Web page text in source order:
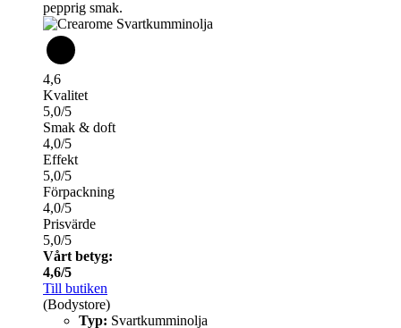
pepprig smak.
4,6
Kvalitet
5,0/5
Smak & doft
4,0/5
Effekt
5,0/5
Förpackning
4,0/5
Prisvärde
5,0/5
Vårt betyg:
4,6/5
Till butiken
(Bodystore)
Typ: Svartkumminolja